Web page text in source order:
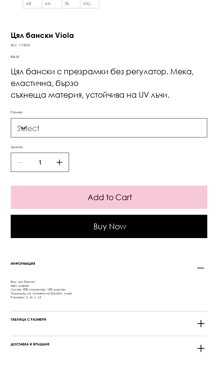
Цял бански Viola
SKU:
SKU
01
11123-01
Price
€56.00
Цял бански с презрамки без регулатор. Мека,
еластична, бързо
съхнеща материя, устойчива на UV лъчи.
Размер
Quantity
Add to Cart
Buy Now
ИНФОРМАЦИЯ
Вид: цял бански
Цвят: шарен
Състав: 90% полиестер, 10% еластан
Подходящ за: почивка на басейн, плаж
Размери: S, M, L, LX
ТАБЛИЦА С РАЗМЕРИ
ДОСТАВКА И ВРЪЩАНЕ